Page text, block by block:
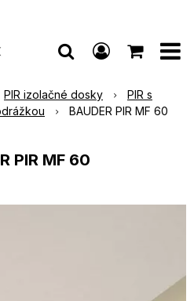
PIR izolačné dosky
PIR s
BAUDER PIR MF 60
PIR MF 60